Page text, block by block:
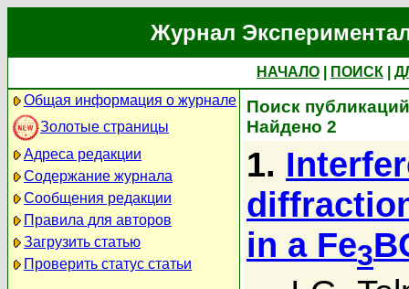
Журнал
НАЧАЛО ПОИСК
Общая информация о журнале
Золотые страницы
Адреса редакции
Содержание журнала
Сообщения редакции
Правила для авторов
Загрузить статью
Проверить статус статьи
Поиск
Найдено 2
1.
in a Fe3